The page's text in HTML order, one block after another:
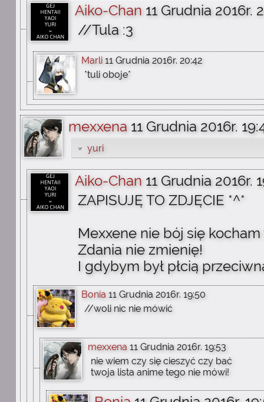
Aiko-Chan 11 Grudnia 2016r.
//Tula :3
Marli 11 Grudnia 2016r. 20:42
*tuli oboje*
mexxena 11 Grudnia 2016r.
yuri
Aiko-Chan 11 Grudnia 2016r.
ZAPISUJĘ TO ZDJĘCIE *^*
Mexxene nie bój się kocham
Zdania nie zmienię!
I gdybym był płcią
Bonia 11 Grudnia 2016r. 19:50
//woli nic nie mówić
mexxena 11 Grudnia 2016r. 19:53
nie wiem czy się cieszyć czy bać
twoja lista anime tego nie mówi!